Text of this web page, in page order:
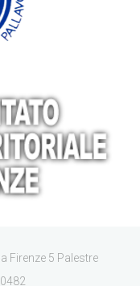
Firenze 5 Palestre